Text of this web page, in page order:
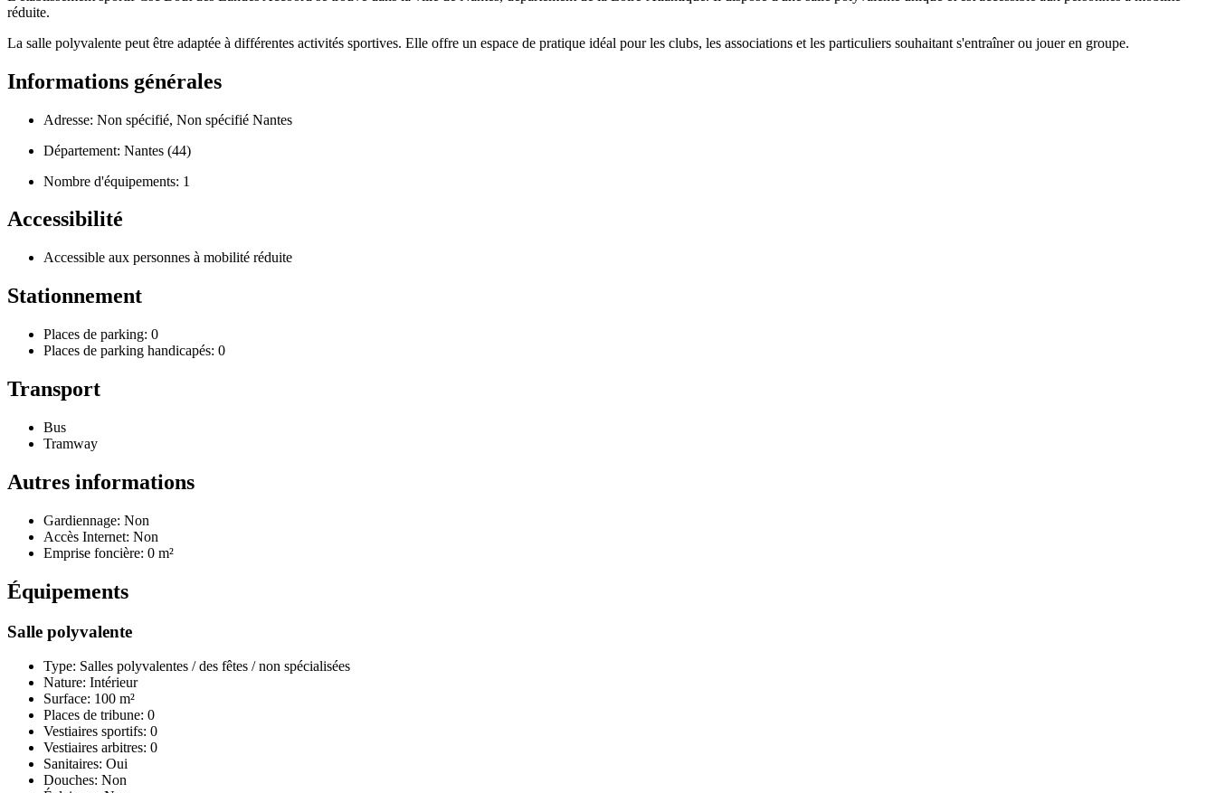
réduite.
La salle polyvalente peut être adaptée à différentes activités sportives. Elle offre un espace de pratique idéal pour les clubs, les associations et les particuliers souhaitant s'entraîner ou jouer en groupe.
Informations générales
Adresse: Non spécifié, Non spécifié Nantes
Département: Nantes (44)
Nombre d'équipements: 1
Accessibilité
Accessible aux personnes à mobilité réduite
Stationnement
Places de parking: 0
Places de parking handicapés: 0
Transport
Bus
Tramway
Autres informations
Gardiennage: Non
Accès Internet: Non
Emprise foncière: 0 m²
Équipements
Salle polyvalente
Type: Salles polyvalentes / des fêtes / non spécialisées
Nature: Intérieur
Surface: 100 m²
Places de tribune: 0
Vestiaires sportifs: 0
Vestiaires arbitres: 0
Sanitaires: Oui
Douches: Non